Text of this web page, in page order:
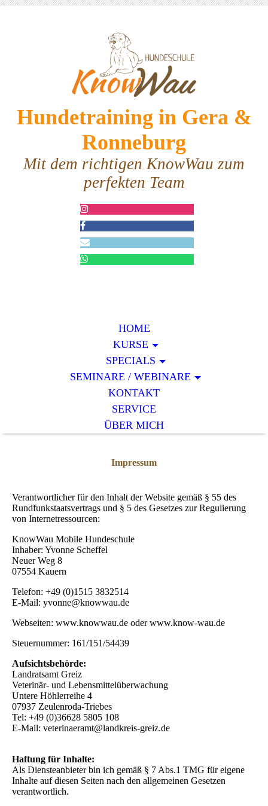
Hundetraining in Gera &
Ronneburg
Mit dem richtigen KnowWau zum
perfekten Team
HOME
KURSE
SPECIALS
SEMINARE / WEBINARE
KONTAKT
SERVICE
ÜBER MICH
Impressum
Verantwortlicher für den Inhalt der Website gemäß § 55 des
Rundfunkstaatsvertrags und § 5 des Gesetzes zur Regulierung
von Internetressourcen:
KnowWau Mobile Hundeschule
Inhaber: Yvonne Scheffel
Neuer Weg 8
07554 Kauern
Telefon: +49 (0)1515 3832514
E-Mail: yvonne@knowwau.de
Webseiten: www.knowwau.de oder www.know-wau.de
Steuernummer: 161/151/54439
Aufsichtsbehörde:
Landratsamt Greiz
Veterinär- und Lebensmittelüberwachung
Untere Höhlerreihe 4
07937 Zeulenroda-Triebes
Tel: +49 (0)36628 5805 108
E-Mail: veterinaeramt@landkreis-greiz.de
Haftung für Inhalte:
Als Diensteanbieter bin ich gemäß § 7 Abs.1 TMG für eigene
Inhalte auf diesen Seiten nach den allgemeinen Gesetzen
verantwortlich.